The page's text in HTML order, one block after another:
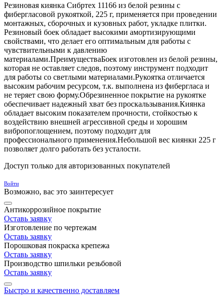
Резиновая киянка Сибртех 11166 из белой резины с
фибергласовой рукояткой, 225 г, применяется при проведении
монтажных, сборочных и кузовных работ, укладке плитки.
Резиновый боек обладает высокими амортизирующими
свойствами, что делает его оптимальным для работы с
чувствительными к давлению
материалами.ПреимуществаБоек изготовлен из белой резины,
которая не оставляет следов, поэтому инструмент подходит
для работы со светлыми материалами.Рукоятка отличается
высоким рабочим ресурсом, т.к. выполнена из фибергласа и
не теряет свою форму.Обрезиненное покрытие на рукоятке
обеспечивает надежный хват без проскальзывания.Киянка
обладает высоким показателем прочности, стойкостью к
воздействию внешней агрессивной среды и хорошим
вибропоглощением, поэтому подходит для
профессионального применения.Небольшой вес киянки 225 г
позволяет долго работать без усталости.
Доступ только для авторизованных покупателей
Войти
Возможно, вас это заинтересует
Антикоррозийное покрытие
Оставь заявку
Изготовление по чертежам
Оставь заявку
Порошковая покраска крепежа
Оставь заявку
Производство шпильки резьбовой
Оставь заявку
Быстро и качественно доставляем